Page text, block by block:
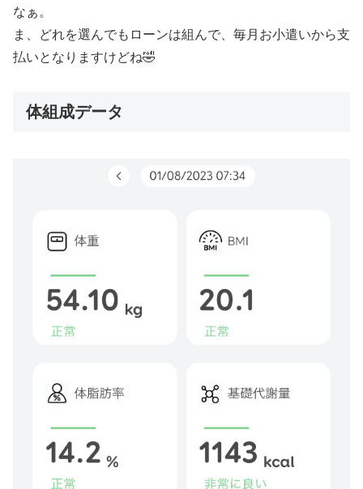
なぁ。
ま、どれを選んでもローンは組んで、毎月お小遣いから支
払いとなりますけどね🤣
体組成データ